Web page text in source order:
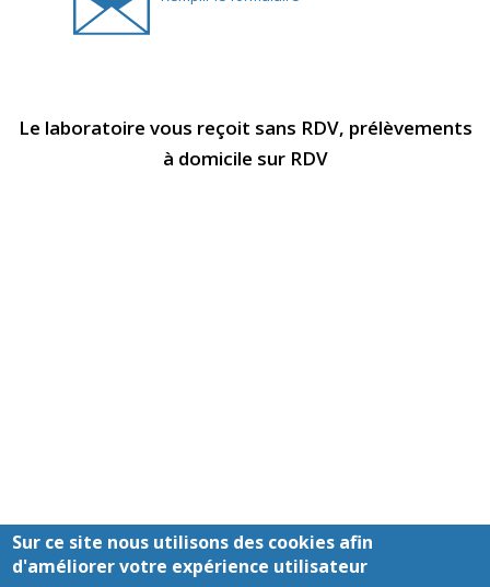
Le laboratoire vous reçoit sans RDV, prélèvements
à domicile sur RDV
Sur ce site nous utilisons des cookies afin
d'améliorer votre expérience utilisateur